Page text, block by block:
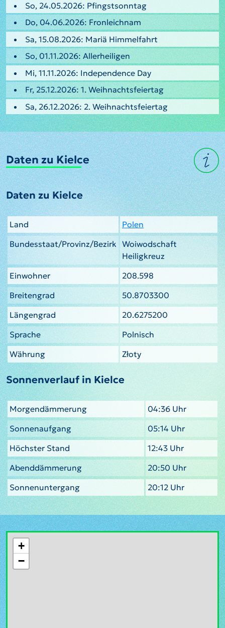
So, 24.05.2026: Pfingstsonntag
Do, 04.06.2026: Fronleichnam
Sa, 15.08.2026: Mariä Himmelfahrt
So, 01.11.2026: Allerheiligen
Mi, 11.11.2026: Independence Day
Fr, 25.12.2026: 1. Weihnachtsfeiertag
Sa, 26.12.2026: 2. Weihnachtsfeiertag
Daten zu Kielce
Daten zu Kielce
Land
Polen
Bundesstaat/Provinz/Bezirk Woiwodschaft
Heiligkreuz
Einwohner
208.598
Breitengrad
50.8703300
Längengrad
20.6275200
Sprache
Polnisch
Währung
Złoty
Sonnenverlauf in Kielce
Morgendämmerung
04:36 Uhr
Sonnenaufgang
05:14 Uhr
Höchster Stand
12:43 Uhr
Abenddämmerung
20:50 Uhr
Sonnenuntergang
20:12 Uhr
+
−